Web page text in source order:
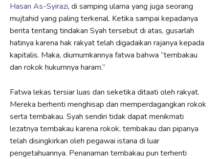
Hasan As-Syirazi, di samping ulama yang juga seorang
mujtahid yang paling terkenal. Ketika sampai kepadanya
berita tentang tindakan Syah tersebut di atas, gusarlah
hatinya karena hak rakyat telah digadaikan rajanya kepada
kapitalis. Maka, diumumkannya fatwa bahwa ”tembakau
dan rokok hukumnya haram.”
Fatwa lekas tersiar luas dan seketika ditaati oleh rakyat.
Mereka berhenti menghisap dan memperdagangkan rokok
serta tembakau. Syah sendiri tidak dapat menikmati
lezatnya tembakau karena rokok, tembakau dan pipanya
telah disingkirkan oleh pegawai istana di luar
pengetahuannya. Penanaman tembakau pun terhenti